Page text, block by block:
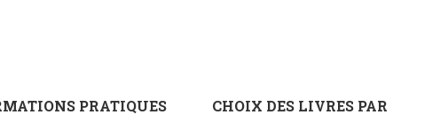
PRATIQUES CHOIX DES LIVRES PAR